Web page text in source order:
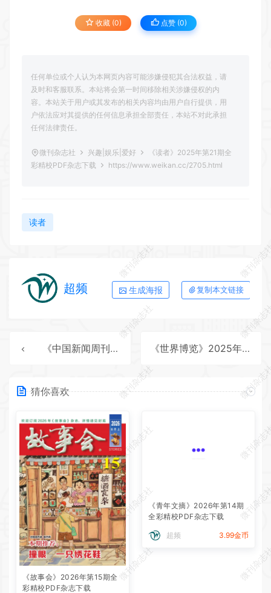
收藏 (0) 点赞 (0)
任何单位或个人认为本网页内容可能涉嫌侵犯其合法权益，请
及时和客服联系。本站将会第一时间移除相关涉嫌侵权的内
容。本站关于用户或其发布的相关内容均由用户自行提供，用
户依法应对其提供的任何信息承担全部责任，本站不对此承担
任何法律责任。
微刊杂志社 兴趣|娱乐|爱好
《读者》2025年第21期全
彩精校PDF杂志下载
https://www.weikan.cc/2705.html
读者
超频 生成海报 复制本文链接
《中国新闻周刊》2025年第39期全彩精校PDF杂志下载 《世界博览》2025年第20期全彩精校PDF杂志下载
猜你喜欢
《故事会》2026年第15期全
彩精校PDF杂志下载
《青年文摘》2026年第14期
全彩精校PDF杂志下载
超频 3.99金币
微刊杂志社
微刊杂
微刊杂志社
微刊杂
微刊杂志社
微刊杂
微刊杂志社
微刊杂
微刊杂志社
微刊杂
微刊杂志社
微刊杂